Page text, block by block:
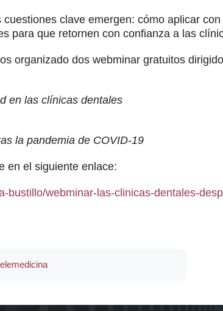
clave emergen: cómo aplicar
para que retornen con confianza a las
organizado dos webminar gratuitos
en las clínicas dentales
la pandemia de COVID-19
en el siguiente enlace:
bustillo/webminar-las-clinicas-dentales-